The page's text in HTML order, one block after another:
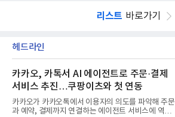
리스트 바로가기
헤드라인
카카오, 카톡서 AI 에이전트로 주문·결제
서비스 추진…쿠팡이츠와 첫 연동
카카오가 카카오톡에서 이용자의 의도를 파악해 주문
과 예약, 결제까지 연결하는 에이전트 서비스에 역량